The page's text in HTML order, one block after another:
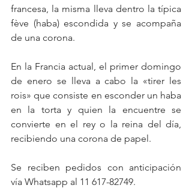
francesa, la misma lleva dentro la típica
fève (haba) escondida y se acompaña
de una corona.
En la Francia actual, el primer domingo
de enero se lleva a cabo la «tirer les
rois» que consiste en esconder un haba
en la torta y quien la encuentre se
convierte en el rey o la reina del día,
recibiendo una corona de papel.
Se reciben pedidos con anticipación
vía Whatsapp al 11 617-82749.